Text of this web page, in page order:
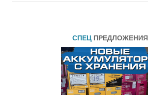
СПЕЦ ПРЕДЛОЖЕНИЯ